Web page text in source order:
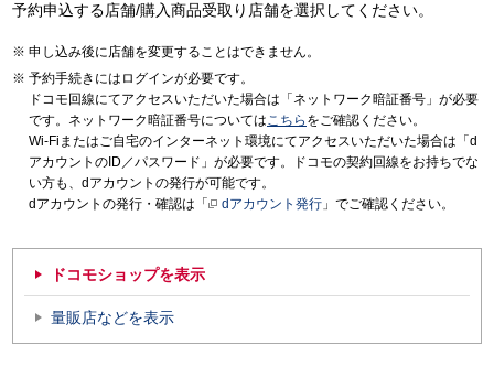
予約申込する店舗/購入商品受取り店舗を選択してください。
申し込み後に店舗を変更することはできません。
予約手続きにはログインが必要です。
ドコモ回線にてアクセスいただいた場合は「ネットワーク暗証番号」が必要
です。ネットワーク暗証番号についてはこちら をご確認ください。
Wi-Fiまたはご自宅のインターネット環境にてアクセスいただいた場合は「d
アカウントのID／パスワード」が必要です。ドコモの契約回線をお持ちでな
い方も、dアカウントの発行が可能です。
dアカウントの発行・確認は「
dアカウント発行 」でご確認ください。
ドコモショップを表示
量販店などを表示